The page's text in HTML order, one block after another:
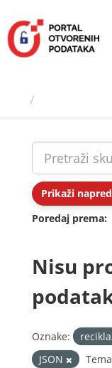
sadržaj
Prikaži
Poredaj prema
Nisu
Oznake:
JSON